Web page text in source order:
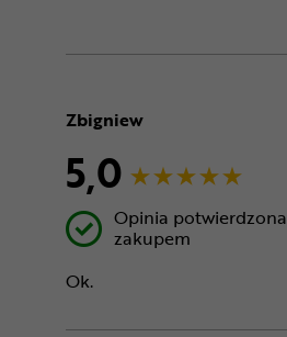
Zbigniew
5,0
Opinia potwierdzona
zakupem
Ok.